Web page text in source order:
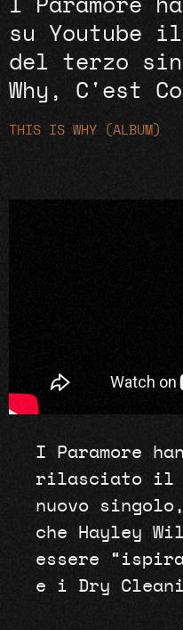
I Paramore
su Youtube
del terzo
Why, C'est
THIS IS WHY (ALBUM)
I Paramore
rilasciato il
nuovo
che Hayley
essere
e i Dry